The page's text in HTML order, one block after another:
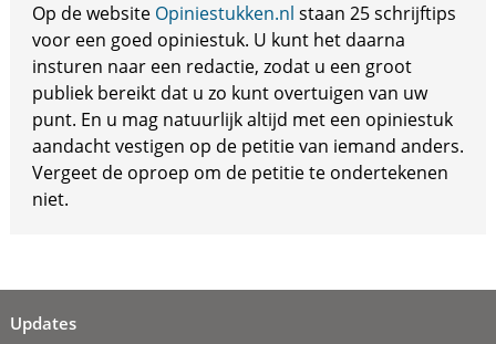
Op de website Opiniestukken.nl staan 25 schrijftips
voor een goed opiniestuk. U kunt het daarna
insturen naar een redactie, zodat u een groot
publiek bereikt dat u zo kunt overtuigen van uw
punt. En u mag natuurlijk altijd met een opiniestuk
aandacht vestigen op de petitie van iemand anders.
Vergeet de oproep om de petitie te ondertekenen
niet.
Updates